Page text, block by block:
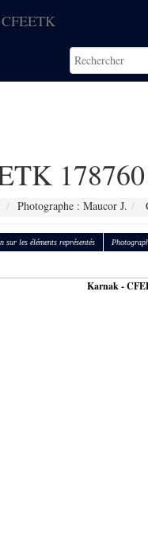
178760
Photographe : Maucor J.
sur les éléments représentés